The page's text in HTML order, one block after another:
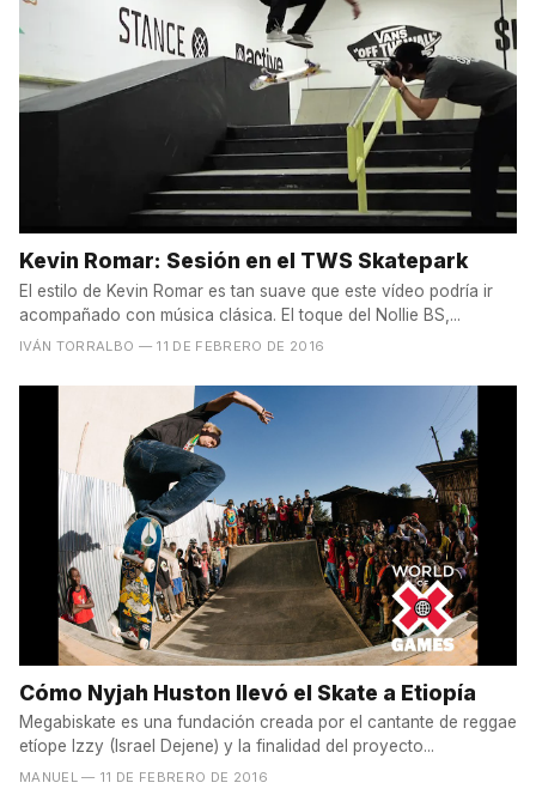
Kevin Romar: Sesión en el TWS Skatepark
El estilo de Kevin Romar es tan suave que este vídeo podría ir
acompañado con música clásica. El toque del Nollie BS,...
IVÁN TORRALBO — 11 DE FEBRERO DE 2016
Cómo Nyjah Huston llevó el Skate a Etiopía
Megabiskate es una fundación creada por el cantante de reggae
etíope Izzy (Israel Dejene) y la finalidad del proyecto...
MANUEL — 11 DE FEBRERO DE 2016